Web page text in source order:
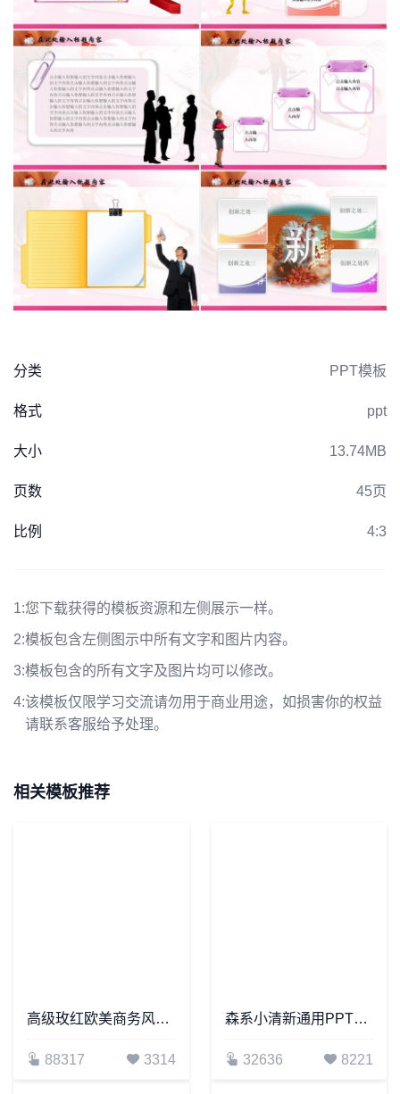
分类 PPT模板
格式 ppt
大小 13.74MB
页数 45页
比例 4:3
1:您下载获得的模板资源和左侧展示一样。
2:模板包含左侧图示中所有文字和图片内容。
3:模板包含的所有文字及图片均可以修改。
4:该模板仅限学习交流请勿用于商业用途，如损害你的权益
请联系客服给予处理。
相关模板推荐
高级玫红欧美商务风公司介绍项目简介PPT模板
88317 3314
森系小清新通用PPT模板(17)
32636 8221